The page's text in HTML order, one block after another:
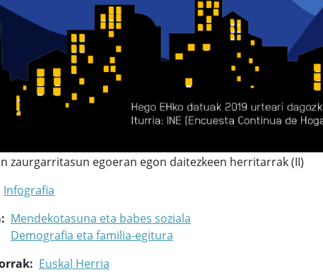
zaurgarritasun egoeran egon daitezkeen herritarrak (II)
Infografia
Mendekotasuna eta babes soziala
Demografia eta familia-egitura
Euskal Herria